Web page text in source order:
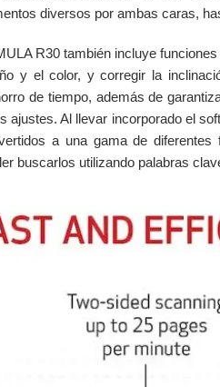
diversos por ambas caras,
R30 también incluye
y el color, y corregir la
de tiempo, además de
ajustes. Al llevar incorporado el
a una gama de diferentes
buscarlos utilizando palabras